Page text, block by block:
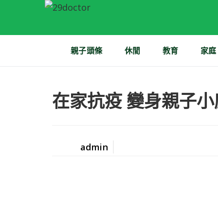
親子頭條 休閒 教育 家庭
在家抗疫 變身親子
admin